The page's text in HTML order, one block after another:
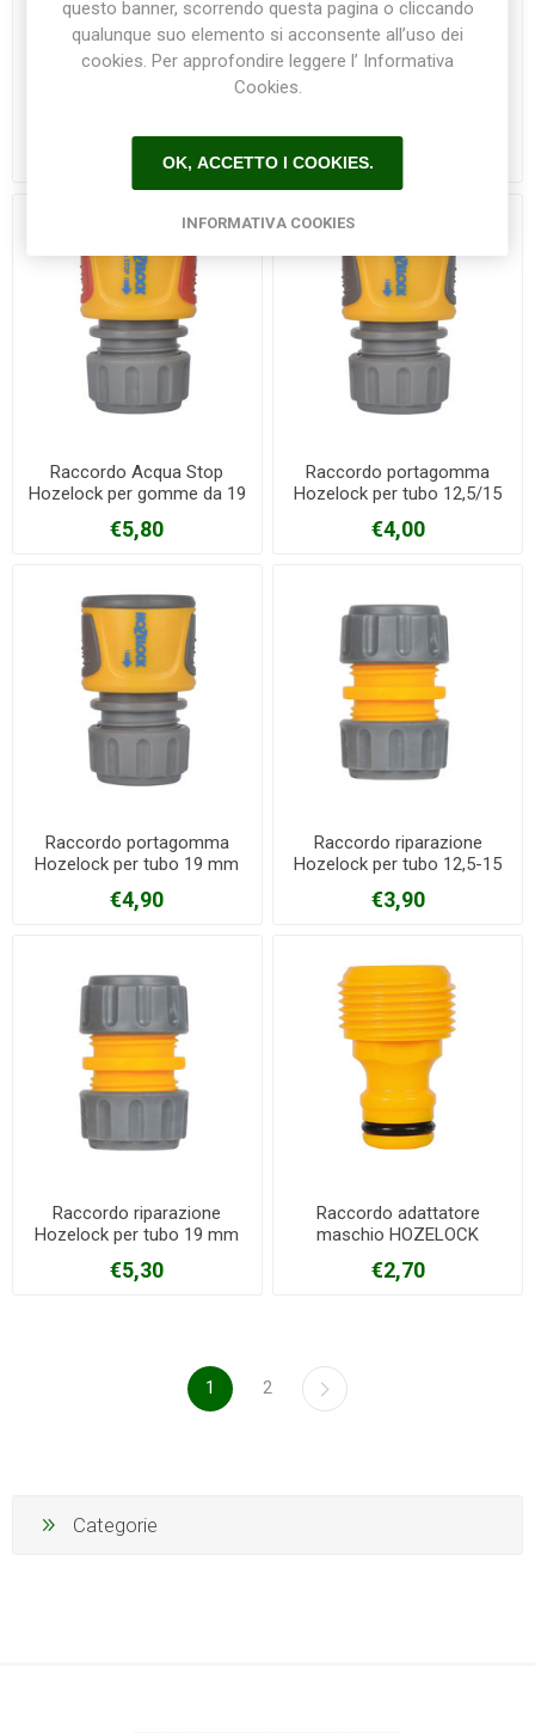
€3,50
12,5-15 mm
Raccordo Acqua Stop
Hozelock per gomme da 19
€5,80
Raccordo portagomma
Hozelock per tubo 12,5/15
€4,00
Raccordo portagomma
Hozelock per tubo 19 mm
€4,90
Raccordo riparazione
Hozelock per tubo 12,5-15
€3,90
Raccordo riparazione
Hozelock per tubo 19 mm
€5,30
Raccordo adattatore
maschio HOZELOCK
€2,70
1 2
Categorie
questo banner, scorrendo questa pagina o cliccando
qualunque suo elemento si acconsente all’uso dei
cookies. Per approfondire leggere l’ Informativa
Cookies.
OK, ACCETTO I COOKIES.
INFORMATIVA COOKIES